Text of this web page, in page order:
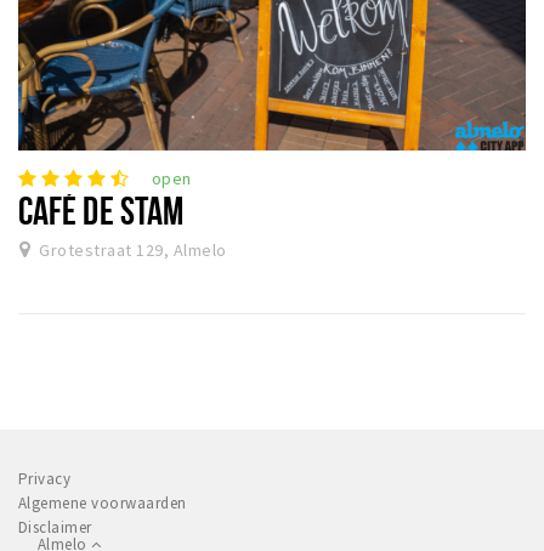
open
CAFÉ DE STAM
Grotestraat 129, Almelo
Privacy
Algemene voorwaarden
Disclaimer
Almelo